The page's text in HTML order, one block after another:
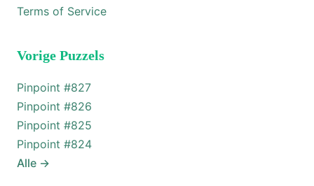
Terms of Service
Vorige Puzzels
Pinpoint #827
Pinpoint #826
Pinpoint #825
Pinpoint #824
Alle →